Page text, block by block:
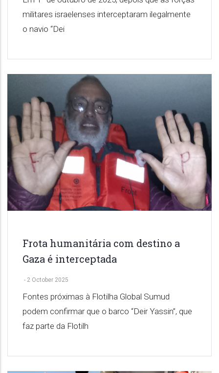
militares israelenses interceptaram ilegalmente
o navio “Dei
Frota humanitária com destino a
Gaza é interceptada
- 2 October 2025
Fontes próximas à Flotilha Global Sumud
podem confirmar que o barco “Deir Yassin”, que
faz parte da Flotilh